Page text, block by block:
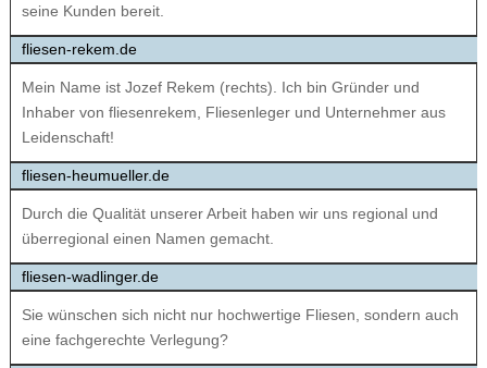
seine Kunden bereit.
fliesen-rekem.de
Mein Name ist Jozef Rekem (rechts). Ich bin Gründer und
Inhaber von fliesenrekem, Fliesenleger und Unternehmer aus
Leidenschaft!
fliesen-heumueller.de
Durch die Qualität unserer Arbeit haben wir uns regional und
überregional einen Namen gemacht.
fliesen-wadlinger.de
Sie wünschen sich nicht nur hochwertige Fliesen, sondern auch
eine fachgerechte Verlegung?